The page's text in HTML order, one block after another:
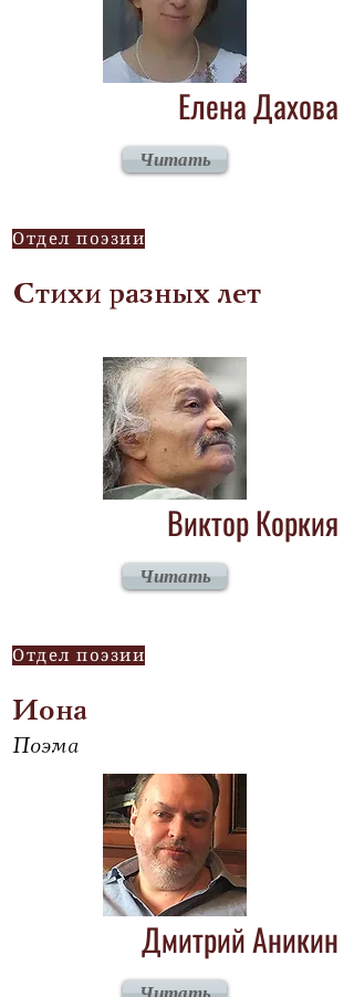
Елена Дахова
Читать
Отдел поэзии
Стихи разных лет
Виктор Коркия
Читать
Отдел поэзии
Иона
Поэма
Дмитрий Аникин